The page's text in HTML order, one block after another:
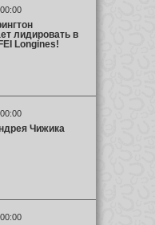
лидировать в
Longines!
Чижика